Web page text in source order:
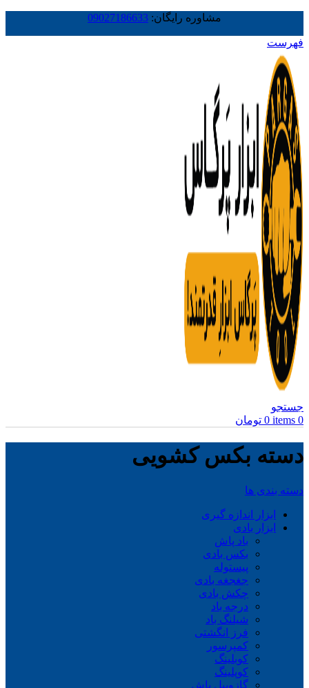
مشاوره رایگان: 09027186633
فهرست
جستجو
0
items
0 تومان
دسته بکس کشویی
دسته بندی ها
ابزار اندازه گیری
ابزار بادی
باد پاش
بکس بادی
پیستوله
جغجغه بادی
چکش بادی
درجه باد
شیلنگ باد
فرز انگشتی
کمپرسور
کوبلینگ
کوپلینگ
گازوییل پاش